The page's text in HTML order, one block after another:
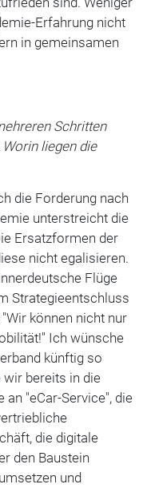
Erfahrung nicht
in gemeinsamen
Schritten
liegen die
die Forderung nach
unterstreicht die
Ersatzformen der
nicht egalisieren.
Flüge
Strategieentschluss
können nicht nur
Ich wünsche
künftig so
wir bereits in die
an "eCar-Service", die
die digitale
den Baustein
und